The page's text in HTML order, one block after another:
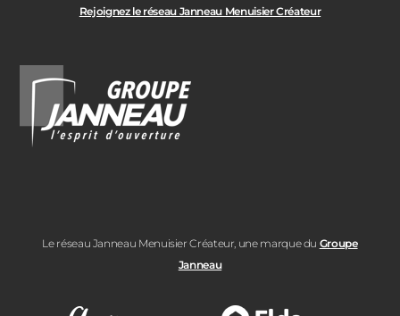
Rejoignez le réseau Janneau Menuisier Créateur
Le réseau Janneau Menuisier Créateur, une marque du Groupe
Janneau